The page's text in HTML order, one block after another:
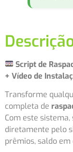
Script de
+ Vídeo de
Transforme
completa de
Com este
diretamente pelo
prêmios, saldo